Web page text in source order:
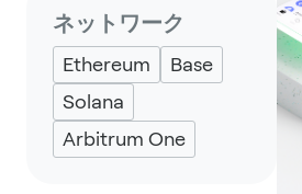
ネットワーク
Ethereum
Base
Solana
Arbitrum One